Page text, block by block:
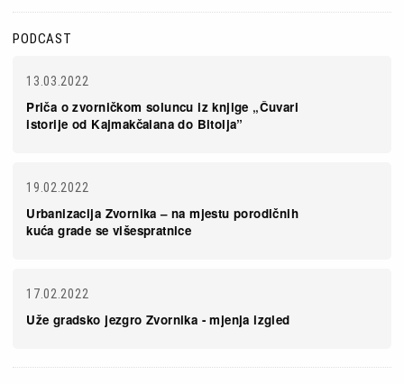
PODCAST
13.03.2022
Priča o zvorničkom soluncu iz knjige „Čuvari
istorije od Kajmakčalana do Bitolja”
19.02.2022
Urbanizacija Zvornika – na mjestu porodičnih
kuća grade se višespratnice
17.02.2022
Uže gradsko jezgro Zvornika - mjenja izgled